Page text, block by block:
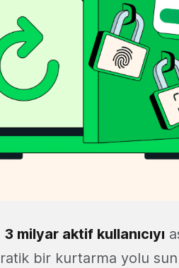
3 milyar aktif kullanıcıyı
bir kurtarma yolu